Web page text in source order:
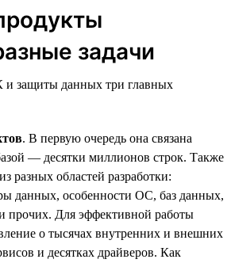
задачи
и защиты данных три главных
. В первую очередь она связана
— десятки миллионов строк. Также
разных областей разработки:
данных, особенности ОС, баз данных,
прочих. Для эффективной работы
о тысячах внутренних и внешних
и десятках драйверов. Как